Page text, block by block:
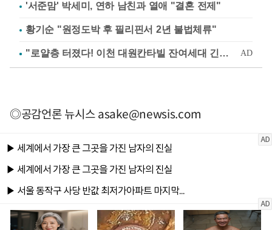
'서준맘' 박세미, 연하 남친과 열애 "결혼 전제"
황기순 "원정도박 후 필리핀서 2년 불법체류"
◎공감언론 뉴시스asake@newsis.com